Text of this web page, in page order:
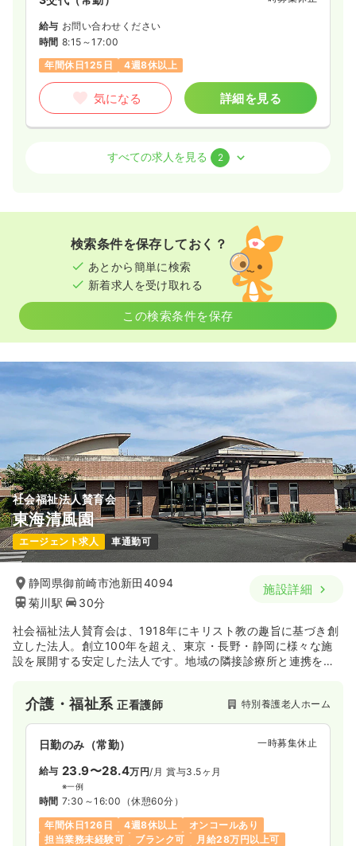
給与 お問い合わせください
時間 8:15～17:00
年間休日125日
4週8休以上
気になる 詳細を見る
8:15～17:00
年間休日125日
4週8休以上 月給28万円以上可
気になる 詳細を見る
オペ室(手術室)正看護師 一般病院
日勤のみ（常勤） 一時募集休止
万円〜/月 賞与4.5ヶ月
※一例
時間 8:15～17:00（休憩60分）
年間休日125日
オンコールあり 月給24万円以上可
気になる 詳細を見る
すべての求人を見る 2
検索条件を保存しておく？
あとから簡単に検索
新着求人を受け取れる
この検索条件を保存
社会福祉法人賛育会
東海清風園
エージェント求人 車通勤可
静岡県御前崎市池新田4094
菊川駅
30分
施設詳細
社会福祉法人賛育会は、1918年にキリスト教の趣旨に基づき創
立した法人。創立100年を超え、東京・長野・静岡に様々な施
設を展開する安定した法人です。地域の隣接診療所と連携を図
介護・福祉系正看護師 特別養護老人ホーム
日勤のみ（常勤） 一時募集休止
給与 23.9〜28.4万円/月 賞与3.5ヶ月
※一例
時間 7:30～16:00 （休憩60分）
年間休日126日
4週8休以上
オンコールあり
担当業務未経験可
ブランク可 月給28万円以上可